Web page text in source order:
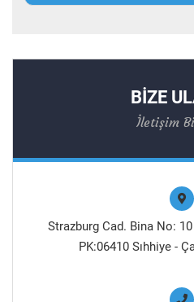
BİZE
İletişim
Strazburg Cad. Bina No:
PK:06410 Sıhhiye -